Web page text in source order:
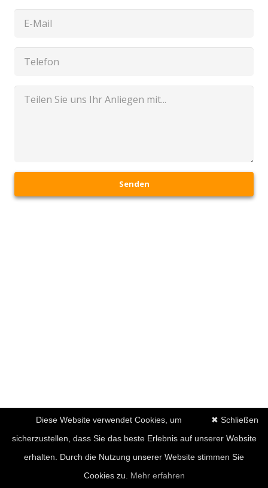
Senden
✖ Schließen
Diese Website verwendet Cookies, um
sicherzustellen, dass Sie das beste Erlebnis auf unserer Website
erhalten. Durch die Nutzung unserer Website stimmen Sie
Cookies zu. Mehr erfahren